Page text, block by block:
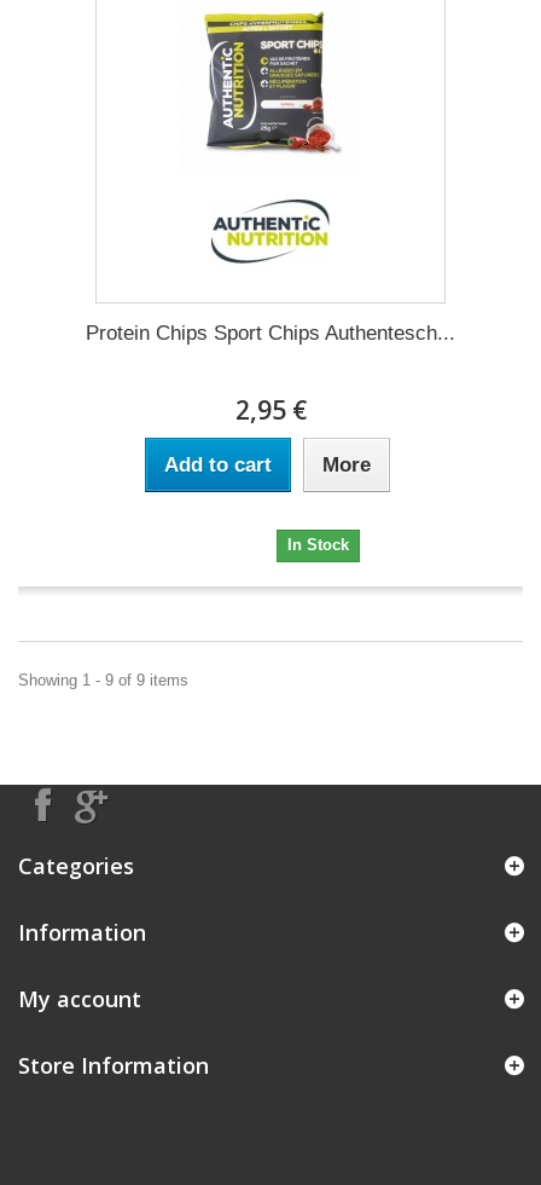
Protein Chips Sport Chips Authentesch...
2,95 €
Add to cart More
In Stock
Showing 1 - 9 of 9 items
Categories
Information
My account
Store Information